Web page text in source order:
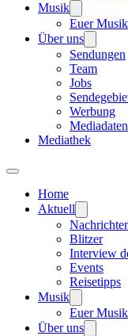
Musik
Euer
Über uns
Sendungen
Team
Jobs
Werbung
Mediadaten
Mediathek
Home
Aktuell
Blitzer
Interview
Events
Reisetipps
Musik
Euer
Über uns